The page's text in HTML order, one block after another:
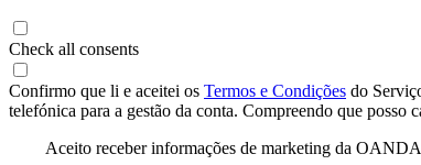
Check all consents
Confirmo que li e aceitei os Termos e Condições do
telefónica para a gestão da conta. Compreendo que posso
Aceito receber informações de marketing da